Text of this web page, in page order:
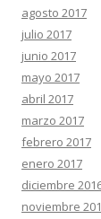
agosto 2017
julio 2017
junio 2017
mayo 2017
abril 2017
marzo 2017
febrero 2017
enero 2017
diciembre
noviembre